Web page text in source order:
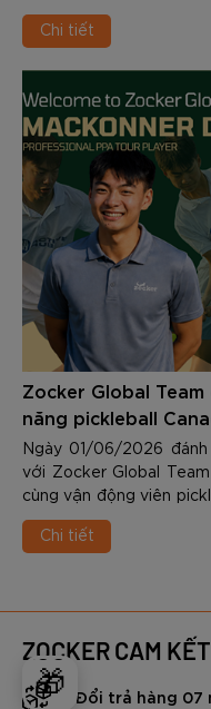
🎁
Tournament 2026 – một
mô lớn và được mong
Chi tiết
Zocker Global
năng pickleball
Ngày 01/06/2026
với Zocker Global
cùng vận động viên
- một trong những tài
pickleball quốc tế hiện
Chi tiết
ZOCKER CAM KẾT
Đổi trả hàng 07